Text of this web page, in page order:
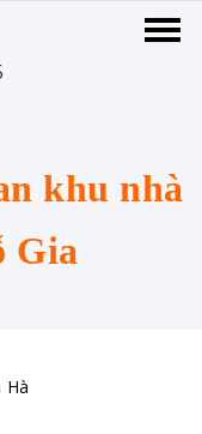
khu nhà
Gia